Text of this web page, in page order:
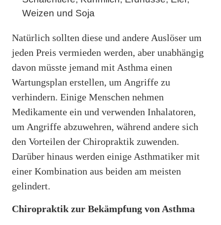
Weizen und Soja
Natürlich sollten diese und andere Auslöser um
jeden Preis vermieden werden, aber unabhängig
davon müsste jemand mit Asthma einen
Wartungsplan erstellen, um Angriffe zu
verhindern. Einige Menschen nehmen
Medikamente ein und verwenden Inhalatoren,
um Angriffe abzuwehren, während andere sich
den Vorteilen der Chiropraktik zuwenden.
Darüber hinaus werden einige Asthmatiker mit
einer Kombination aus beiden am meisten
gelindert.
Chiropraktik zur Bekämpfung von Asthma